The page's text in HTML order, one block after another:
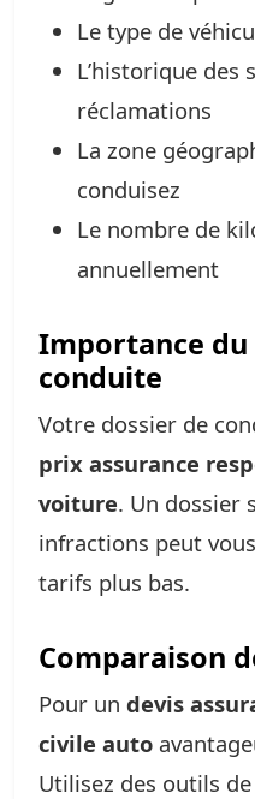
Le type de
L’historique des
réclamations
La zone
conduisez
Le nombre de
annuellement
Importance du
conduite
Votre dossier de
prix assurance
voiture. Un dossier
infractions peut
tarifs plus bas.
Comparaison
Pour un devis
civile auto
Utilisez des outils